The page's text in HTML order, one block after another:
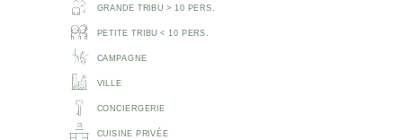
GRANDE TRIBU > 10 PERS.
PETITE TRIBU < 10 PERS.
CAMPAGNE
VILLE
CONCIERGERIE
CUISINE PRIVÉE